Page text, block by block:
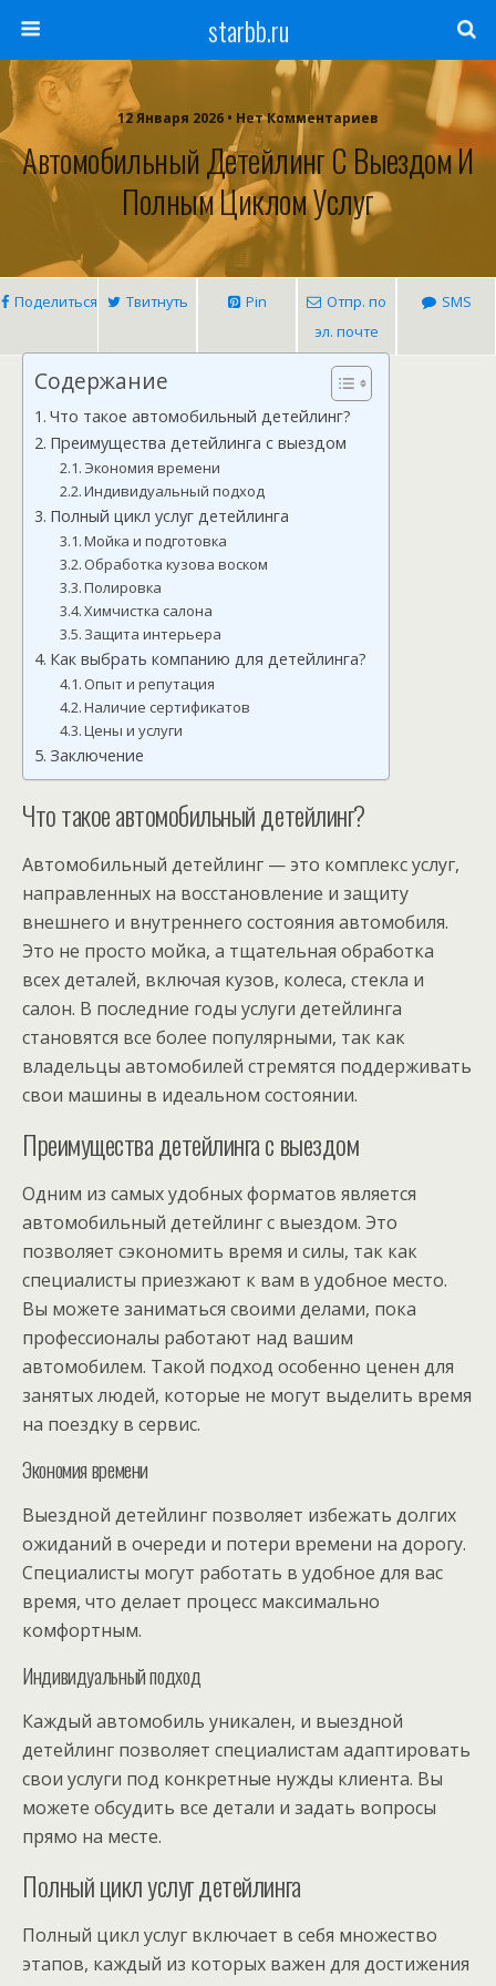
starbb.ru
12 Января 2026 • Нет Комментариев
Автомобильный Детейлинг С Выездом И
Полным Циклом Услуг
Поделиться Твитнуть Pin
Отпр. по
эл. почте
SMS
Содержание
Что такое автомобильный детейлинг?
Преимущества детейлинга с выездом
Экономия времени
Индивидуальный подход
Полный цикл услуг детейлинга
Мойка и подготовка
Обработка кузова воском
Полировка
Химчистка салона
Защита интерьера
Как выбрать компанию для детейлинга?
Опыт и репутация
Наличие сертификатов
Цены и услуги
Заключение
Что такое автомобильный детейлинг?
Автомобильный детейлинг — это комплекс услуг,
направленных на восстановление и защиту
внешнего и внутреннего состояния автомобиля.
Это не просто мойка, а тщательная обработка
всех деталей, включая кузов, колеса, стекла и
салон. В последние годы услуги детейлинга
становятся все более популярными, так как
владельцы автомобилей стремятся поддерживать
свои машины в идеальном состоянии.
Преимущества детейлинга с выездом
Одним из самых удобных форматов является
автомобильный детейлинг с выездом. Это
позволяет сэкономить время и силы, так как
специалисты приезжают к вам в удобное место.
Вы можете заниматься своими делами, пока
профессионалы работают над вашим
автомобилем. Такой подход особенно ценен для
занятых людей, которые не могут выделить время
на поездку в сервис.
Экономия времени
Выездной детейлинг позволяет избежать долгих
ожиданий в очереди и потери времени на дорогу.
Специалисты могут работать в удобное для вас
время, что делает процесс максимально
комфортным.
Индивидуальный подход
Каждый автомобиль уникален, и выездной
детейлинг позволяет специалистам адаптировать
свои услуги под конкретные нужды клиента. Вы
можете обсудить все детали и задать вопросы
прямо на месте.
Полный цикл услуг детейлинга
Полный цикл услуг включает в себя множество
этапов, каждый из которых важен для достижения